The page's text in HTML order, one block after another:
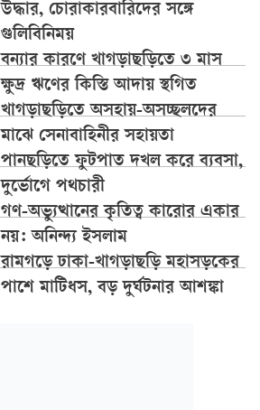
উদ্ধার, চোরাকারবারিদের সঙ্গে
গুলিবিনিময়
বন্যার কারণে খাগড়াছড়িতে ৩ মাস
ক্ষুদ্র ঋণের কিস্তি আদায় স্থগিত
খাগড়াছড়িতে অসহায়-অসচ্ছলদের
মাঝে সেনাবাহিনীর সহায়তা
পানছড়িতে ফুটপাত দখল করে ব্যবসা,
দুর্ভোগে পথচারী
গণ-অভ্যুত্থানের কৃতিত্ব কারোর একার
নয়: অনিন্দ্য ইসলাম
রামগড়ে ঢাকা-খাগড়াছড়ি মহাসড়কের
পাশে মাটিধস, বড় দুর্ঘটনার আশঙ্কা